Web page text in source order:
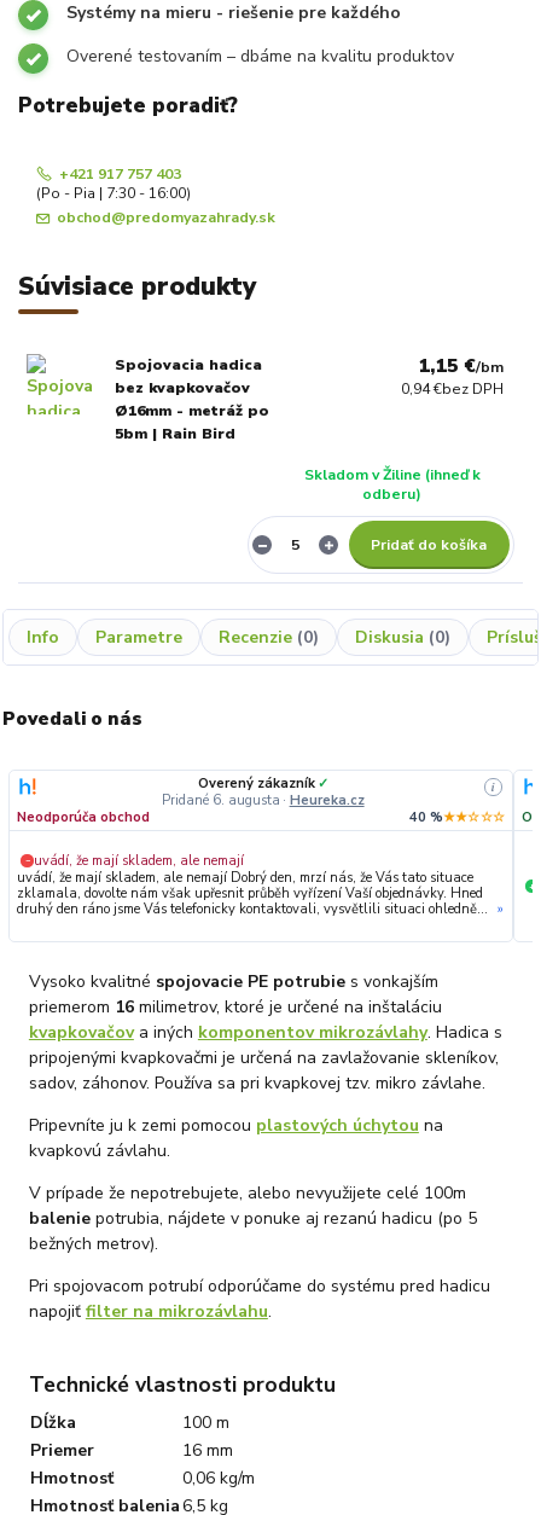
Systémy na mieru - riešenie pre každého
Overené testovaním – dbáme na kvalitu produktov
Potrebujete poradiť?
+421 917 757 403
(Po - Pia | 7:30 - 16:00)
obchod@predomyazahrady.sk
Súvisiace produkty
Spojovacia hadica
bez kvapkovačov
Ø16mm - metráž po
5bm | Rain Bird
1,15 €/bm
0,94 €bez DPH
Skladom v Žiline (ihneď k
odberu)
Pridať do košíka
Info Parametre Recenzie 0 Diskusia 0
Povedali o nás
Overený zákazník ✓
Pridané 6. augusta · Heureka.cz
i
Neodporúča obchod 40 %★★☆☆☆
− uvádí, že mají skladem, ale nemají
uvádí, že mají skladem, ale nemají Dobrý den, mrzí nás, že Vás tato situace
zklamala, dovolte nám však upřesnit průběh vyřízení Vaší objednávky. Hned
druhý den ráno jsme Vás telefonicky kontaktovali, vysvětlili situaci ohledně
dodavatele. Jelikož zboží nebylo k dispozici ani u něj, museli jsme objednávku
Zakládáme si na férovém a rychlém jednání. O to více nás mrzí, že i přes naši
okamžitou reakci, osobní telefonát a maximální snahu náš obchod
nedoporučujete. Věříme, že nám v budoucnu dáte příležitost přesvědčit Vás o
kvalitě našich služeb. Tým OZY.market
»
+
Vysoko kvalitné spojovacie PE potrubie s vonkajším
priemerom 16milimetrov, ktoré je určené na inštaláciu
kvapkovačova iných komponentov mikrozávlahy. Hadica s
pripojenými kvapkovačmi je určená na zavlažovanie skleníkov,
sadov, záhonov. Používa sa pri kvapkovej tzv. mikro závlahe.
Pripevníte ju k zemi pomocou plastových úchytou na
kvapkovú závlahu.
V prípade že nepotrebujete, alebo nevyužijete celé 100m
baleniepotrubia, nájdete v ponuke aj rezanú hadicu (po 5
bežných metrov).
Pri spojovacom potrubí odporúčame do systému pred hadicu
napojiť filter na mikrozávlahu.
Technické vlastnosti produktu
Dĺžka
100 m
Priemer
16 mm
Hmotnosť
0,06 kg/m
Hmotnosť balenia6,5 kg